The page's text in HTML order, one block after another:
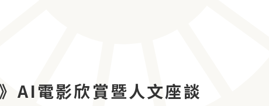
AI電影欣賞暨人文座談